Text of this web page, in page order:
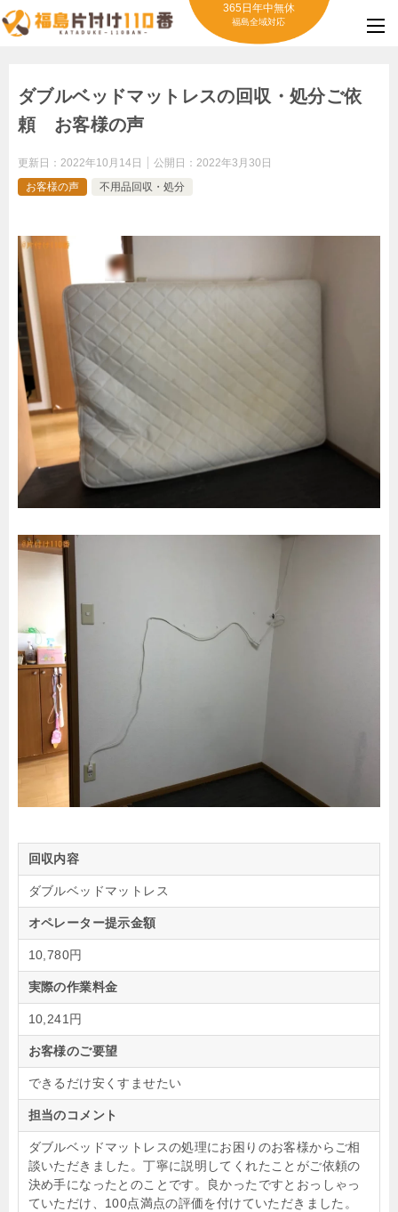
365日年中無休
福島全域対応
ダブルベッドマットレスの回収・処分ご依
頼 お客様の声
更新日： 2022年10月14日 公開日： 2022年3月30日
お客様の声
不用品回収・処分
回収内容
ダブルベッドマットレス
オペレーター提示金額
10,780円
実際の作業料金
10,241円
お客様のご要望
できるだけ安くすませたい
担当のコメント
ダブルベッドマットレスの処理にお困りのお客様からご相
談いただきました。丁寧に説明してくれたことがご依頼の
決め手になったとのことです。良かったですとおっしゃっ
ていただけ、100点満点の評価を付けていただきました。